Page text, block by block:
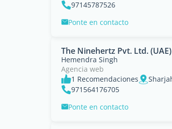
97145787526
Ponte en contacto
The Ninehertz Pvt. Ltd. (UAE)
Hemendra Singh
Agencia web
1 Recomendaciones
971564176705
Ponte en contacto